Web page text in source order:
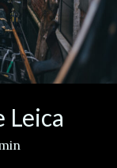
Leica